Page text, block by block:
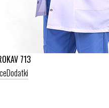
713
Dodatki